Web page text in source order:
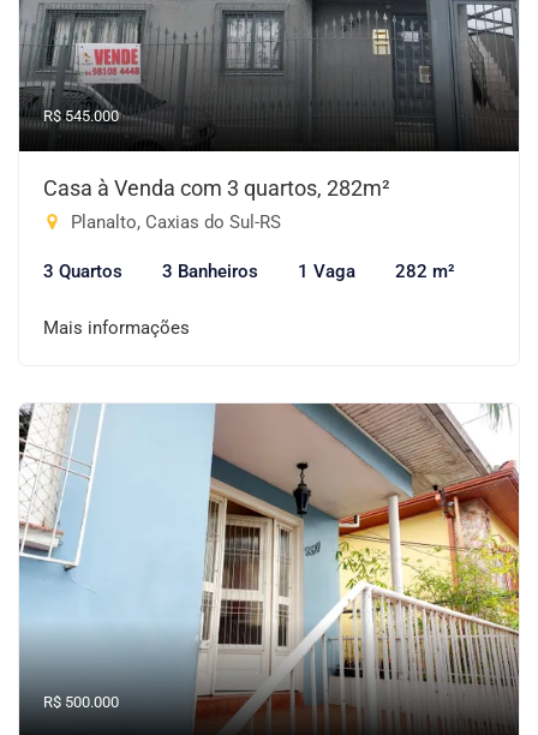
R$ 545.000
Casa à Venda com 3 quartos, 282m²
Planalto, Caxias do Sul-RS
3 Quartos 3 Banheiros 1 Vaga 282 m²
Mais informações
R$ 500.000